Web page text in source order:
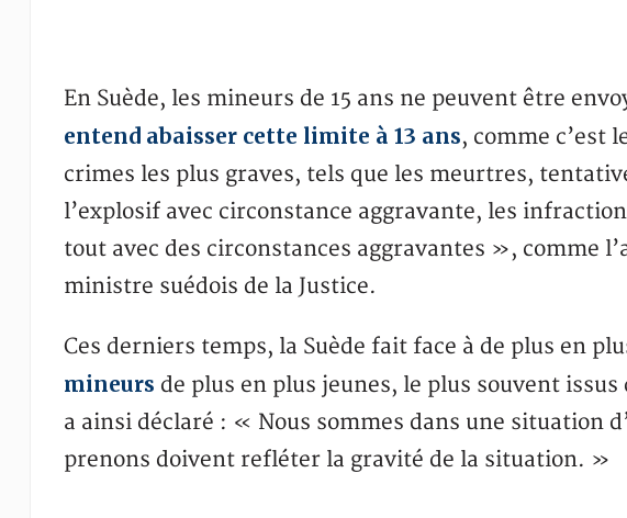
En Suède, les mineurs de 15 ans ne peuvent être
entend abaisser cette limite à 13 ans, comme c’est
crimes les plus graves, tels que les meurtres,
l’explosif avec circonstance aggravante, les
tout avec des circonstances aggravantes », comme
ministre suédois de la Justice.
Ces derniers temps, la Suède fait face à de plus en
mineurs de plus en plus jeunes, le plus souvent
a ainsi déclaré : « Nous sommes dans une situation
prenons doivent refléter la gravité de la situation. »